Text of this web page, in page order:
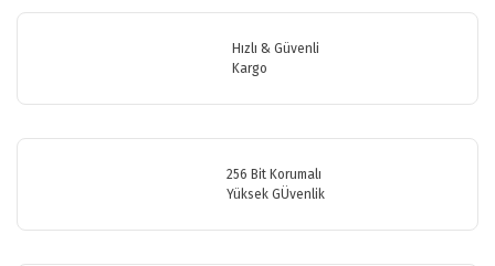
Ürün fiyatı diğer sitelerden daha pahalı.
Hızlı & Güvenli
Kargo
256 Bit Korumalı
Yüksek GÜvenlik